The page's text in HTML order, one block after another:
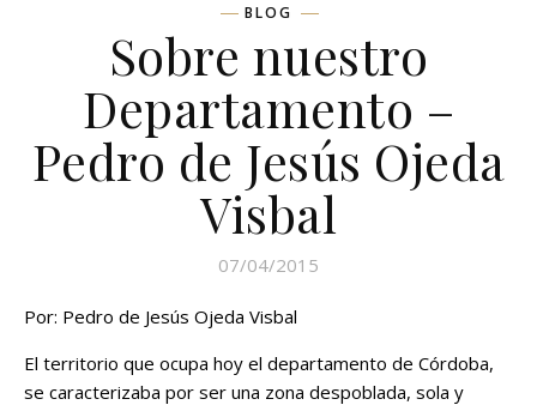
BLOG
Sobre nuestro
Departamento –
Pedro de Jesús Ojeda
Visbal
07/04/2015
Por: Pedro de Jesús Ojeda Visbal
El territorio que ocupa hoy el departamento de Córdoba,
se caracterizaba por ser una zona despoblada, sola y